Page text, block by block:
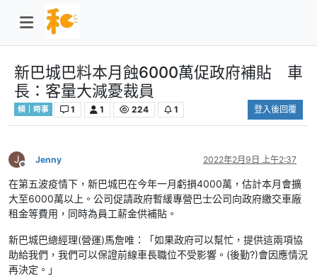
新巴城巴料本月蝕6000萬促政府補貼 車
長：客量大減憂裁員
傾｜時事 1 1 224 1 登入後回覆
J
離線
Jenny 2022年2月9日 上午2:37
在第五波疫情下，新巴城巴在今年一月虧損4000萬，估計本月會擴
大至6000萬以上。公司促請政府暫緩專營巴士公司向政府繳交車廠
租金等費用，同時為員工薪金供補貼。
新巴城巴總經理(營運)馬詹唯：「如果政府可以幫忙，提供這兩項協
助給我們，我們可以保證前線車長職位不受影響。(後勤?)會因應情況
再決定。」